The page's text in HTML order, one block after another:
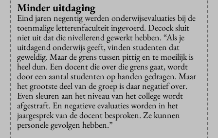
Minder uitdaging
Eind jaren negentig werden onderwijsevaluaties bij de
toenmalige letterenfaculteit ingevoerd. Decock sluit
niet uit dat die nivellerend gewerkt hebben. “Als je
uitdagend onderwijs geeft, vinden studenten dat
geweldig. Maar de grens tussen pittig en te moeilijk is
heel dun. Een docent die over die grens gaat, wordt
door een aantal studenten op handen gedragen. Maar
het grootste deel van de groep is daar negatief over.
Even sleuren aan het niveau van het college wordt
afgestraft. En negatieve evaluaties worden in het
jaargesprek van de docent besproken. Ze kunnen
personele gevolgen hebben.”